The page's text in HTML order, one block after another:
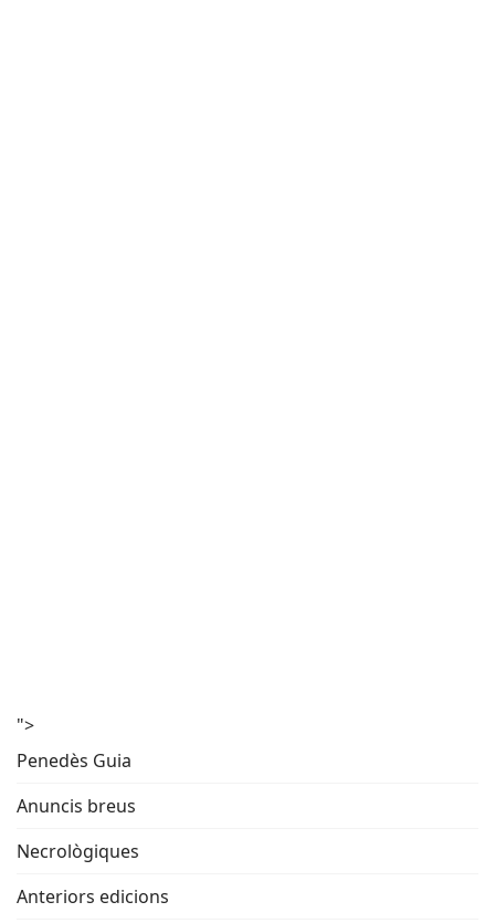
">
Penedès Guia
Anuncis breus
Necrològiques
Anteriors edicions